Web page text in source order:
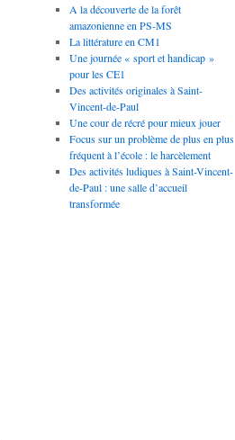
A la découverte de la forêt
amazonienne en PS-MS
La littérature en CM1
Une journée « sport et handicap »
pour les CE1
Des activités originales à Saint-
Vincent-de-Paul
Une cour de récré pour mieux jouer
Focus sur un problème de plus en plus
fréquent à l’école : le harcèlement
Des activités ludiques à Saint-Vincent-
de-Paul : une salle d’accueil
transformée